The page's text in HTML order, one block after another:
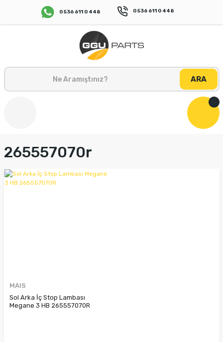
0 536 611 0 448 0 536 611 0 448
ARA
265557070r
MAIS
Sol Arka İç Stop Lambası
Megane 3 HB 265557070R